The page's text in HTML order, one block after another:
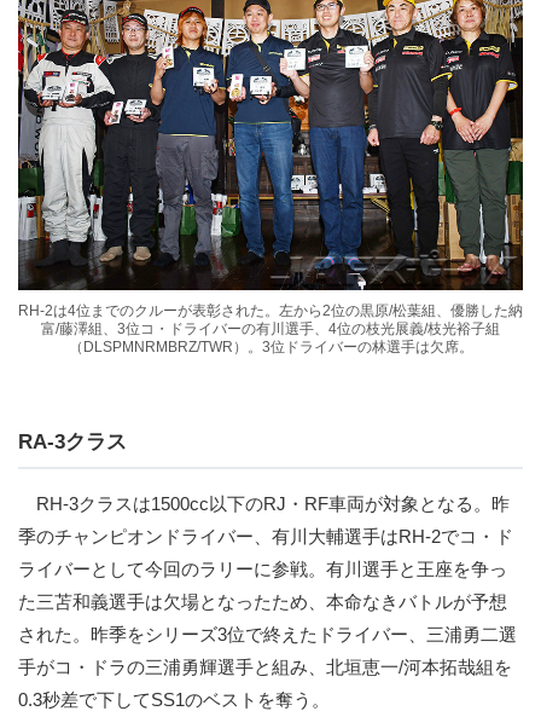
RH-2は4位までのクルーが表彰された。左から2位の黒原/松葉組、優勝した納
富/藤澤組、3位コ・ドライバーの有川選手、4位の枝光展義/枝光裕子組
（DLSPMNRMBRZ/TWR）。3位ドライバーの林選手は欠席。
RA-3クラス
RH-3クラスは1500cc以下のRJ・RF車両が対象となる。昨
季のチャンピオンドライバー、有川大輔選手はRH-2でコ・ド
ライバーとして今回のラリーに参戦。有川選手と王座を争っ
た三苫和義選手は欠場となったため、本命なきバトルが予想
された。昨季をシリーズ3位で終えたドライバー、三浦勇二選
手がコ・ドラの三浦勇輝選手と組み、北垣恵一/河本拓哉組を
0.3秒差で下してSS1のベストを奪う。